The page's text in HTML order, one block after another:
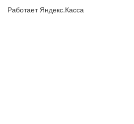
Работает Яндекс.Касса